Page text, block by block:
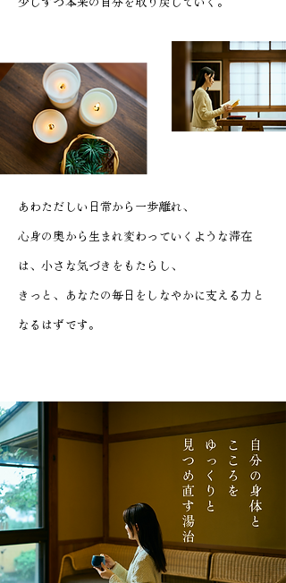
あわただしい日常から一歩離れ、
心身の奥から生まれ変わっていくような滞在
は、小さな気づきをもたらし、
きっと、あなたの毎日をしなやかに支える力と
なるはずです。